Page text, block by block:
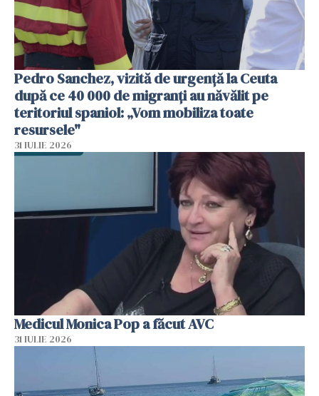
Pedro Sanchez, vizită de urgență la Ceuta
după ce 40 000 de migranți au năvălit pe
teritoriul spaniol: „Vom mobiliza toate
resursele"
31 IULIE 2026
Medicul Monica Pop a făcut AVC
31 IULIE 2026